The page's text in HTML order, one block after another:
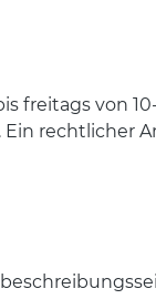
freitags von 10-
Ein rechtlicher